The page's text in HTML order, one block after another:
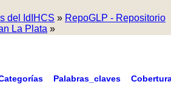
del IdIHCS » RepoGLP - Repositorio
La Plata »
Palabras_claves